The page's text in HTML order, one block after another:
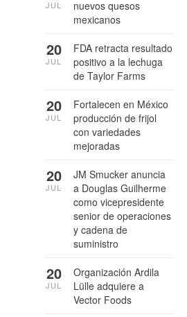
nuevos quesos
mexicanos
JUL
FDA retracta resultado
positivo a la lechuga
de Taylor Farms
20
JUL
Fortalecen en México
producción de frijol
con variedades
mejoradas
20
JUL
JM Smucker anuncia
a Douglas Guilherme
como vicepresidente
senior de operaciones
y cadena de
suministro
20
JUL
Organización Ardila
Lülle adquiere a
Vector Foods
20
JUL